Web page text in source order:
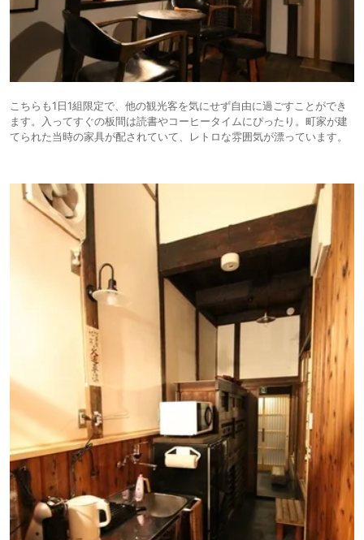
こちらも1日1組限定で、他の観光客を気にせず自由に過ごすことができ
ます。入ってすぐの板間は読書やコーヒータイムにぴったり。町家が建
てられた当時の家具が配されていて、レトロな雰囲気が漂っています。